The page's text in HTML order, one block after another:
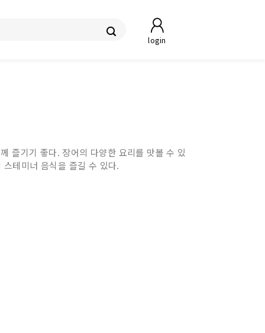
login
즐기기 좋다. 장어의 다양한 요리를 맛볼 수 있
테미너 음식을 즐길 수 있다.